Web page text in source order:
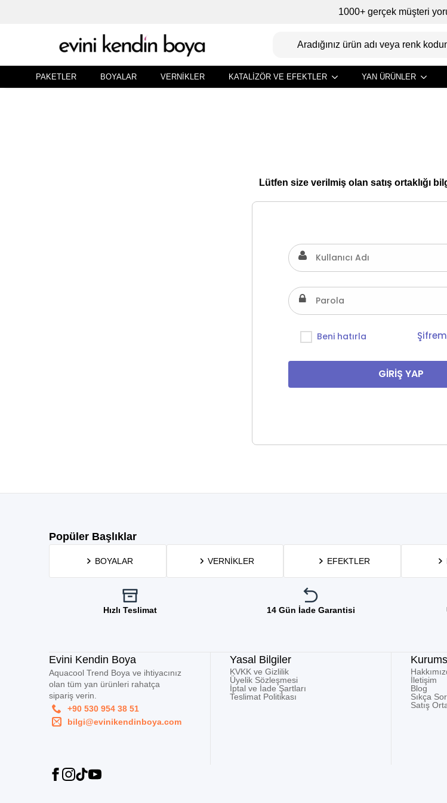
1000+ gerçek müşteri
PAKETLER BOYALAR VERNIKLER KATALIZÖR VE EFEKTLER YAN ÜRÜNLER
Lütfen size verilmiş olan satış ortaklığı
Beni hatırla
Popüler Başlıklar
BOYALAR VERNIKLER EFEKTLER
Hızlı Teslimat 14 Gün İade Garantisi
Evini Kendin Boya
Aquacool Trend Boya ve ihtiyacınız
olan tüm yan ürünleri rahatça
sipariş verin.
+90 530 954 38 51
bilgi@evinikendinboya.com
Yasal Bilgiler
KVKK ve Gizlilik
Üyelik Sözleşmesi
İptal ve İade Şartları
Teslimat Politikası
İletişim
Blog
Sıkça
Satış